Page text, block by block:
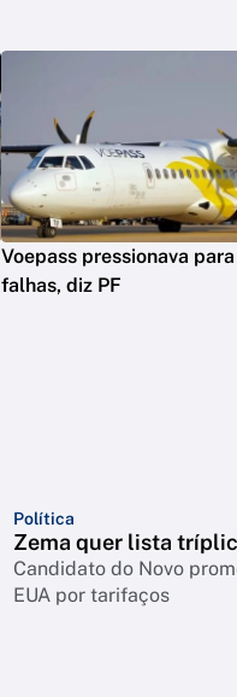
Voepass pressionava
falhas, diz PF
Política
Zema quer lista
Candidato do Novo
EUA por tarifaços